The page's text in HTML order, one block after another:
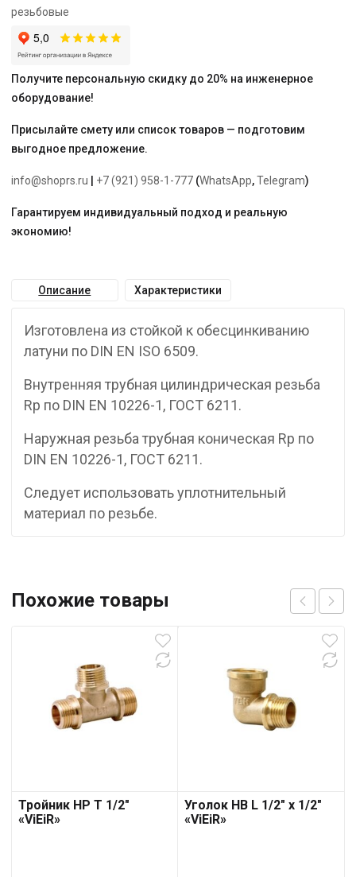
резьбовые
Получите персональную скидку до 20% на инженерное
оборудование!
Присылайте смету или список товаров — подготовим
выгодное предложение.
info@shoprs.ru +7 (921) 958-1-777 (WhatsApp,Telegram)
Гарантируем индивидуальный подход и реальную
экономию!
Описание Характеристики
Изготовлена из стойкой к обесцинкиванию
латуни по DIN EN ISO 6509.
Внутренняя трубная цилиндрическая резьба
Rp по DIN EN 10226-1, ГОСТ 6211.
Наружная резьба трубная коническая Rp по
DIN EN 10226-1, ГОСТ 6211.
Следует использовать уплотнительный
материал по резьбе.
Похожие товары
Тройник НР T 1/2″
«ViEiR»
Уголок НВ L 1/2″ х 1/2″
«ViEiR»